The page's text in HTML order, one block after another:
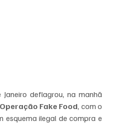
deflagrou, na manhã
Operação Fake Food, com o
esquema ilegal de compra e